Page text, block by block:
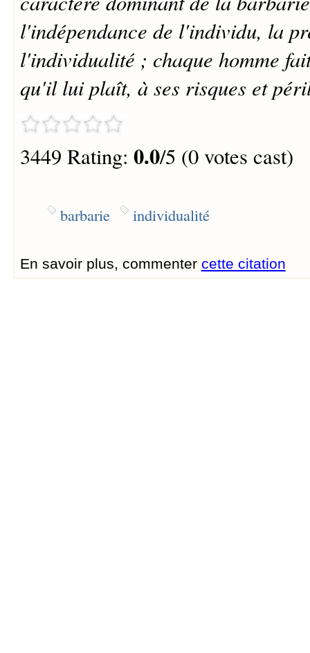
l'indépendance de l'individu, la
l'individualité ; chaque homme
qu'il lui plaît, à ses risques et
3449 Rating: 0.0/5 (0 votes cast)
barbarie individualité
En savoir plus, commenter cette citation